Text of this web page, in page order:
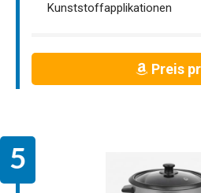
Kunststoffapplikationen
Preis